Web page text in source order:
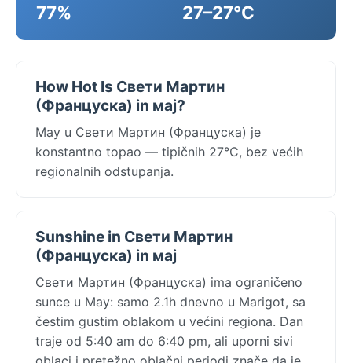
77% 27–27°C
How Hot Is Свети Мартин
(Француска) in мај?
May u Свети Мартин (Француска) je
konstantno topao — tipičnih 27°C, bez većih
regionalnih odstupanja.
Sunshine in Свети Мартин
(Француска) in мај
Свети Мартин (Француска) ima ograničeno
sunce u May: samo 2.1h dnevno u Marigot, sa
čestim gustim oblakom u većini regiona. Dan
traje od 5:40 am do 6:40 pm, ali uporni sivi